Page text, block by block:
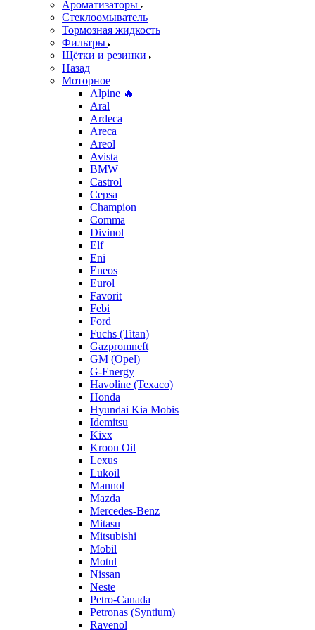
Ароматизаторы
Стеклоомыватель
Тормозная жидкость
Фильтры
Щётки и резинки
Назад
Моторное
Alpine 🔥
Aral
Ardeca
Areca
Areol
Avista
BMW
Castrol
Cepsa
Champion
Comma
Divinol
Elf
Eni
Eneos
Eurol
Favorit
Febi
Ford
Fuchs (Titan)
Gazpromneft
GM (Opel)
G-Energy
Havoline (Texaco)
Honda
Hyundai Kia Mobis
Idemitsu
Kixx
Kroon Oil
Lexus
Lukoil
Mannol
Mazda
Mercedes-Benz
Mitasu
Mitsubishi
Mobil
Motul
Nissan
Neste
Petro-Canada
Petronas (Syntium)
Ravenol